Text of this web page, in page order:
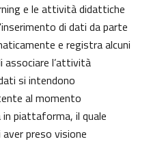
e le attività didattiche
di dati da parte
e registra alcuni
l’attività
si intendono
al momento
piattaforma, il quale
preso visione